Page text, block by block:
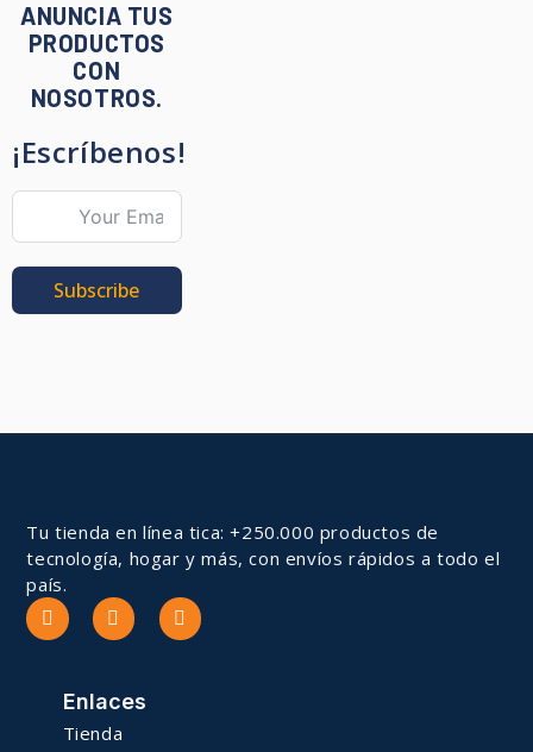
ANUNCIA TUS
PRODUCTOS
CON
NOSOTROS.
¡Escríbenos!
Subscribe
Tu tienda en línea tica: +250.000 productos de
tecnología, hogar y más, con envíos rápidos a todo el
país.
Enlaces
Tienda